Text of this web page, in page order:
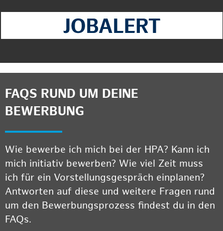
FAQS RUND UM DEINE
BEWERBUNG
Wie bewerbe ich mich bei der HPA? Kann ich
mich initiativ bewerben? Wie viel Zeit muss
ich für ein Vorstellungsgespräch einplanen?
Antworten auf diese und weitere Fragen rund
um den Bewerbungsprozess findest du in den
FAQs.